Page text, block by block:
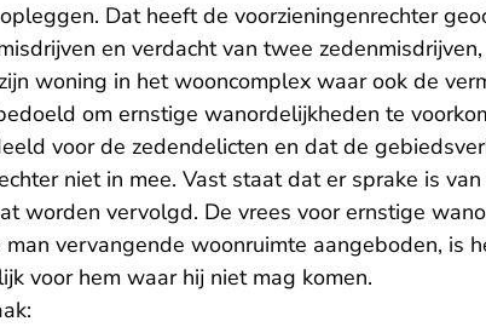
Dat heeft de voorzieningenrechter
en verdacht van twee
woning in het wooncomplex waar ook de
om ernstige wanordelijkheden te
voor de zedendelicten en dat de
niet in mee. Vast staat dat er sprake is
worden vervolgd. De vrees voor ernstige
vervangende woonruimte aangeboden, is
voor hem waar hij niet mag komen.